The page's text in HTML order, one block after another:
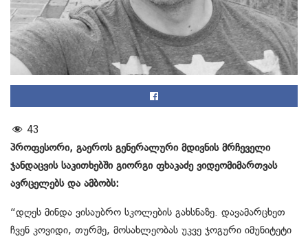
43
პროფესორი, გაეროს გენერალური მდივნის მრჩეველი
ჯანდაცვის საკითხებში გიორგი ფხაკაძე ვიდეომიმართვას
ავრცელებს და ამბობს:
“დღეს მინდა ვისაუბრო სკოლების გახსნაზე. დავამარცხეთ
ჩვენ კოვიდი, თურმე, მოსახლეობას უკვე ჯოგური იმუნიტეტი